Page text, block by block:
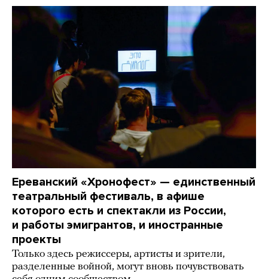
Ереванский «Хронофест» — единственный
театральный фестиваль, в афише
которого есть и спектакли из России,
и работы эмигрантов, и иностранные
проекты
Только здесь режиссеры, артисты и зрители,
разделенные войной, могут вновь почувствовать